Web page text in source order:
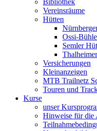
Bibliothek
Vereinsräume
Hütten
Ossi-
Semler
Versicherungen
Kleinanzeigen
MTB Trailnetz
Touren und
Kurse
unser
Hinweise für die